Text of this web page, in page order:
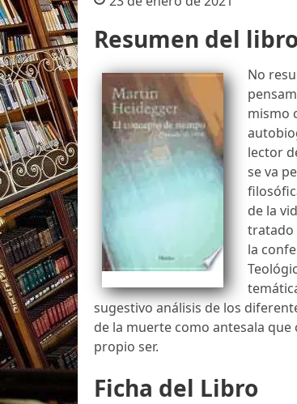
Resumen del libro
No
mismo
lector
se va
de la
tratado
la
sugestivo análisis de los
de la muerte como antesala
propio ser.
Ficha del Libro